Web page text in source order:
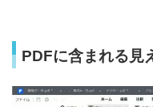
PDFに含まれる見